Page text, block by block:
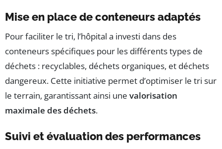
Mise en place de conteneurs adaptés
Pour faciliter le tri, l’hôpital a investi dans des
conteneurs spécifiques pour les différents types de
déchets : recyclables, déchets organiques, et déchets
dangereux. Cette initiative permet d’optimiser le tri sur
le terrain, garantissant ainsi une valorisation
maximale des déchets.
Suivi et évaluation des performances